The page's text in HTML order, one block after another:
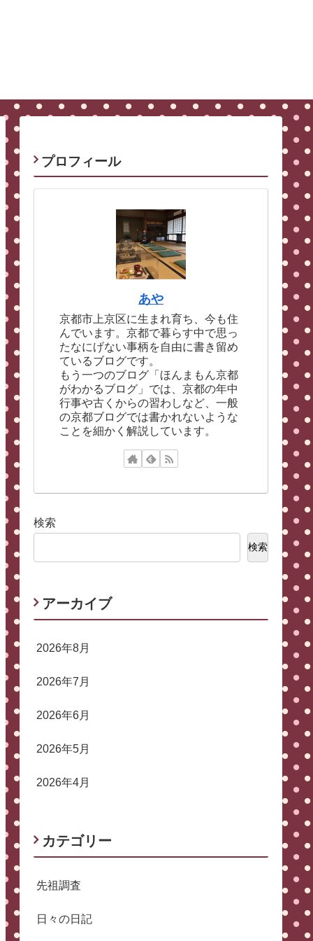
プロフィール
あや
京都市上京区に生まれ育ち、今も住
んでいます。京都で暮らす中で思っ
たなにげない事柄を自由に書き留め
ているブログです。
もう一つのブログ「ほんまもん京都
がわかるブログ」では、京都の年中
行事や古くからの習わしなど、一般
の京都ブログでは書かれないような
ことを細かく解説しています。
検索
検索
アーカイブ
2026年8月
2026年7月
2026年6月
2026年5月
2026年4月
カテゴリー
先祖調査
日々の日記